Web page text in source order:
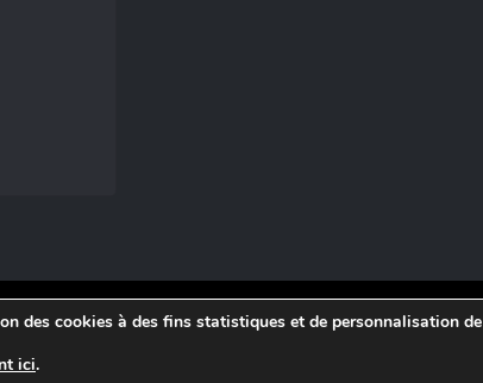
.
des cookies à des fins statistiques et de personnalisation de
ici.